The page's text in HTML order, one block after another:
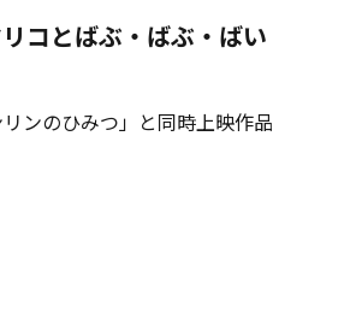
コとばぶ・ばぶ・ばい
ンのひみつ」と同時上映作品